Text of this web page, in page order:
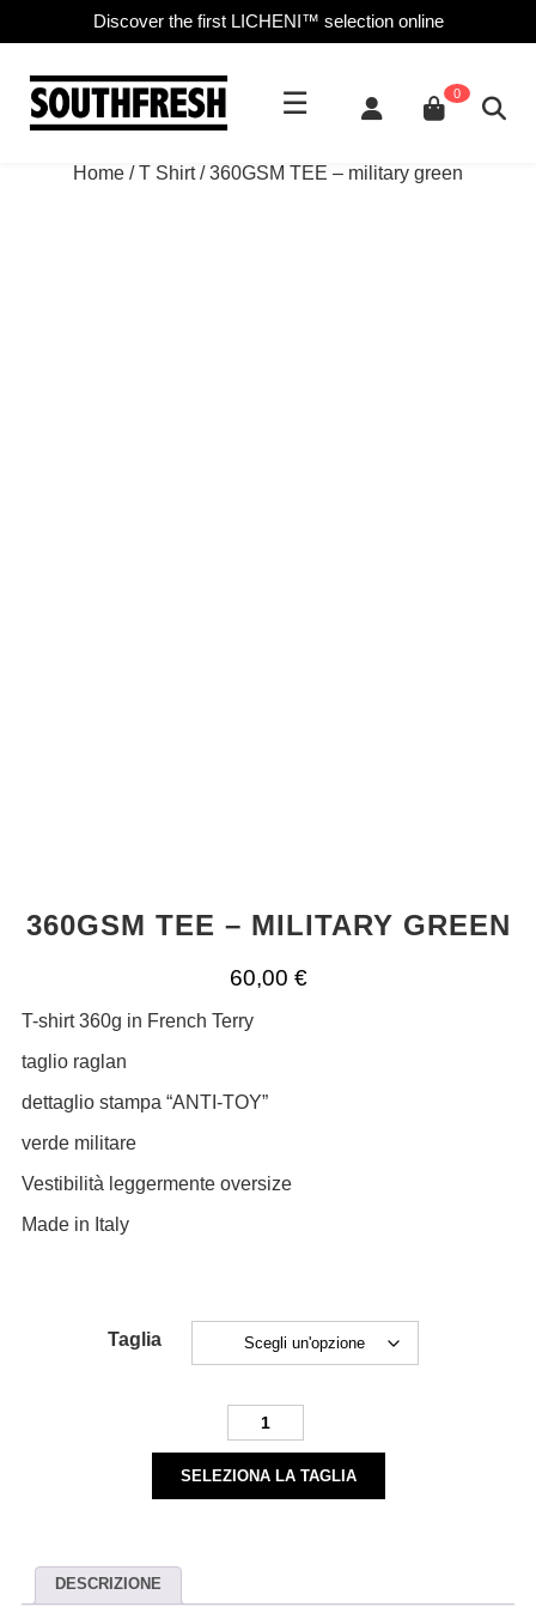
Discover the first LICHENI™ selection online
☰ 0
Home /T Shirt/ 360GSM TEE – military green
360GSM TEE – MILITARY GREEN
60,00 €
T-shirt 360g in French Terry
taglio raglan
dettaglio stampa “ANTI-TOY”
verde militare
Vestibilità leggermente oversize
Made in Italy
Taglia
360GSM
TEE
-
military
SELEZIONA LA TAGLIA
DESCRIZIONE